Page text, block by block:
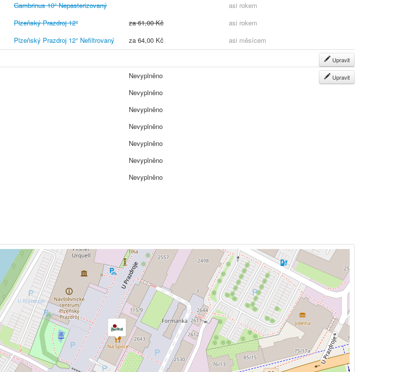
Gambrinus 10° Nepasterizovaný asi rokem
Plzeňský Prazdroj 12° za 61,00 Kč asi rokem
Plzeňský Prazdroj 12° Nefiltrovaný za 64,00 Kč
asi měsícem
Upravit
Upravit
Nevyplněno
Nevyplněno
Nevyplněno
Nevyplněno
Nevyplněno
Nevyplněno
Nevyplněno